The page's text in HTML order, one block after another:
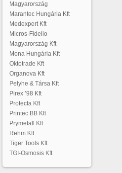
Magyarország
Marantec Hungária Kft
Medexpert Kft
Micros-Fidelio
Magyarország Kft
Mona Hungária Kft
Oktotrade Kft
Organova Kft
Pelyhe & Társa Kft
Pirex ’98 Kft
Protecta Kft
Printec BB Kft
Prymetall Kft
Rehm Kft
Tiger Tools Kft
TGI-Osmosis Kft